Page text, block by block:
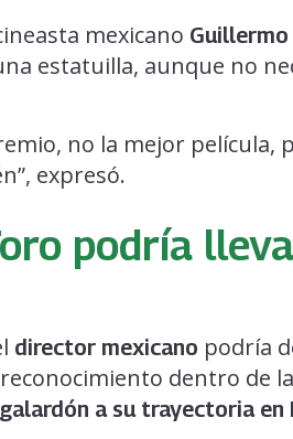
mexicano
estatuilla, aunque no
no la mejor película,
expresó.
podría
director mexicano podría
dentro de
a su trayectoria en